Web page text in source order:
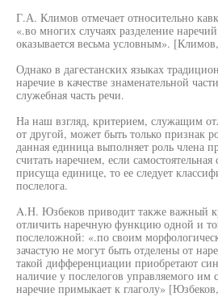
Г.А. Климов отмечает относительно
«.во многих случаях разделение
оказывается весьма условным».
Однако в дагестанских языках
наречие в качестве знаменательной
служебная часть речи.
На наш взгляд, критерием, служащим
от другой, может быть только признак
данная единица выполняет роль члена
считать наречием, если самостоятельная
присуща единице, то ее следует
послелога.
A.Н. Юзбеков приводит также важный
отличить наречную функцию одной и
послеложной: «.по своим
зачастую не могут быть отделены от
такой дифференциации приобретают
наличие у послелогов управляемого им
наречие примыкает к глаголу»